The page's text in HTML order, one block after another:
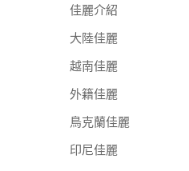
佳麗介紹
大陸佳麗
越南佳麗
外籍佳麗
鳥克蘭佳麗
印尼佳麗